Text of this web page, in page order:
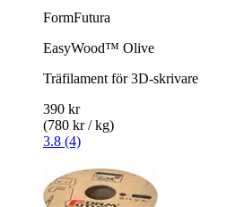
FormFutura
EasyWood™ Olive
Träfilament för 3D-skrivare
390 kr
(780 kr / kg)
3.8 (4)